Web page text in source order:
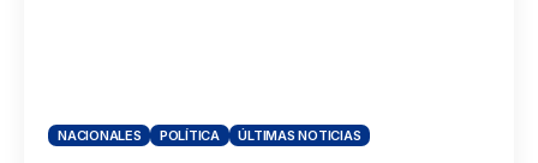
NACIONALES POLÍTICA ÚLTIMAS NOTICIAS